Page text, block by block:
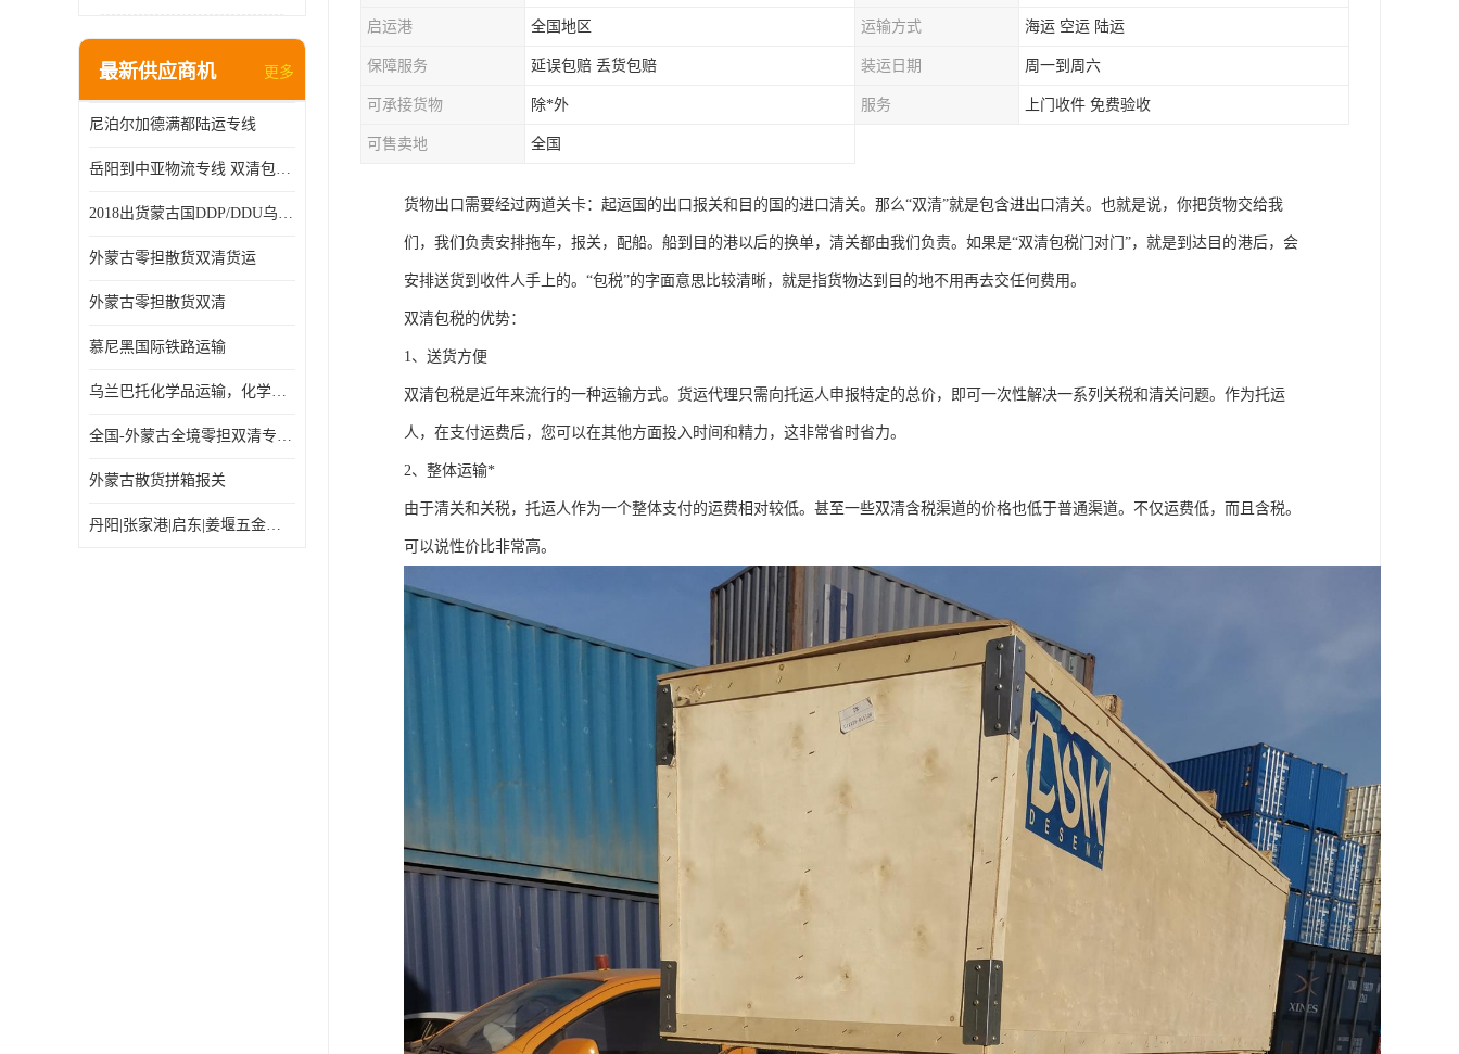
最新供应商机 更多
尼泊尔加德满都陆运专线
岳阳到中亚物流专线 双清包税 一站服务
2018出货蒙古国DDP/DDU乌兰巴托双清国际物流专线
外蒙古零担散货双清货运
外蒙古零担散货双清
慕尼黑国际铁路运输
乌兰巴托化学品运输，化学品怎么运到乌兰巴托
全国-外蒙古全境零担双清专线/外蒙古DDP双清
外蒙古散货拼箱报关
丹阳|张家港|启东|姜堰五金机电工具出口乌兰巴托怎么运输较划算
启运港 全国地区 运输方式 海运 空运 陆运
保障服务 延误包赔 丢货包赔 装运日期 周一到周六
可承接货物 除*外 服务 上门收件 免费验收
可售卖地 全国
货物出口需要经过两道关卡：起运国的出口报关和目的国的进口清关。那么“双清”就是包含进出口清关。也就是说，你把货物交给我
们，我们负责安排拖车，报关，配船。船到目的港以后的换单，清关都由我们负责。如果是“双清包税门对门”，就是到达目的港后，会
安排送货到收件人手上的。“包税”的字面意思比较清晰，就是指货物达到目的地不用再去交任何费用。
双清包税的优势：
1、送货方便
双清包税是近年来流行的一种运输方式。货运代理只需向托运人申报特定的总价，即可一次性解决一系列关税和清关问题。作为托运
人，在支付运费后，您可以在其他方面投入时间和精力，这非常省时省力。
2、整体运输*
由于清关和关税，托运人作为一个整体支付的运费相对较低。甚至一些双清含税渠道的价格也低于普通渠道。不仅运费低，而且含税。
可以说性价比非常高。